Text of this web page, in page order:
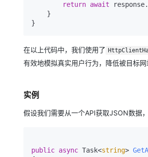
return await
在以上代码中，我们使用了
有效地模拟真实用户行为，降低被目标网
实例
假设我们需要从一个API获取JSON数据
public async Task<string>